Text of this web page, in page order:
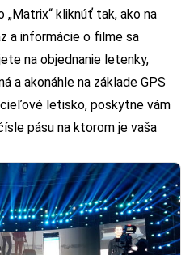
kliknúť tak, ako na
a informácie o filme sa
na objednanie letenky,
a akonáhle na základe GPS
letisko, poskytne vám
pásu na ktorom je vaša